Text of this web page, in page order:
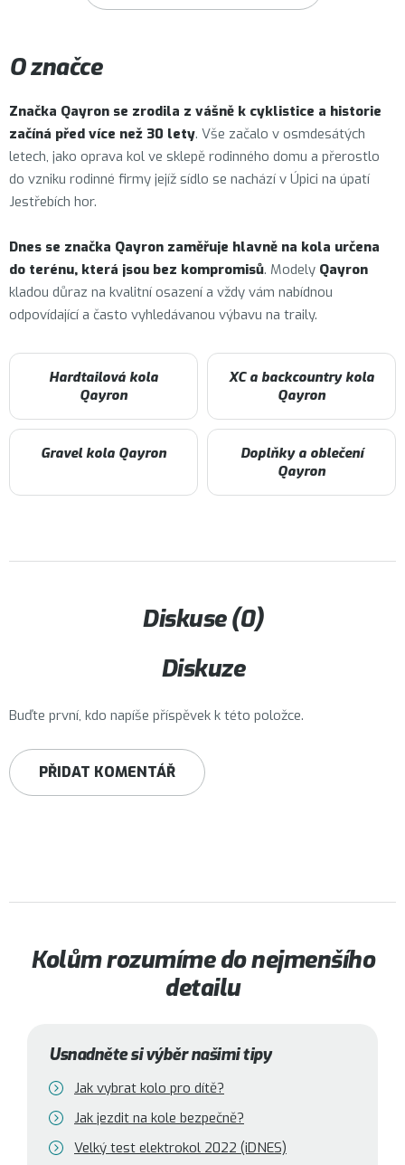
O značce
Značka Qayron se zrodila z vášně k cyklistice a historie
začíná před více než 30 lety. Vše začalo v osmdesátých
letech, jako oprava kol ve sklepě rodinného domu a přerostlo
do vzniku rodinné firmy jejíž sídlo se nachází v Úpici na úpatí
Jestřebích hor.
Dnes se značka Qayron zaměřuje hlavně na kola určena
do terénu, která jsou bez kompromisů. Modely Qayron
kladou důraz na kvalitní osazení a vždy vám nabídnou
odpovídající a často vyhledávanou výbavu na traily.
Hardtailová kola
Qayron
XC a backcountry kola
Qayron
Gravel kola Qayron
Doplňky a oblečení
Qayron
Diskuse (0)
Diskuze
Buďte první, kdo napíše příspěvek k této položce.
PŘIDAT KOMENTÁŘ
Kolům rozumíme do nejmenšího
detailu
Usnadněte si výběr našimi tipy
Jak vybrat kolo pro dítě?
Jak jezdit na kole bezpečně?
Velký test elektrokol 2022 (iDNES)